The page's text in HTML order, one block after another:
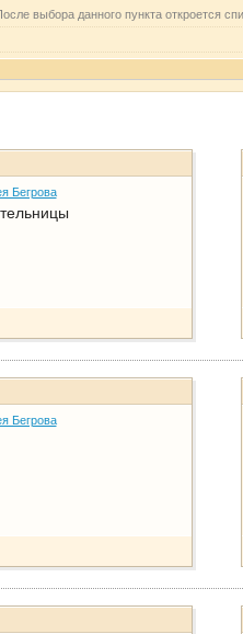
выбора данного пункта откроется
Бегрова
Бегрова